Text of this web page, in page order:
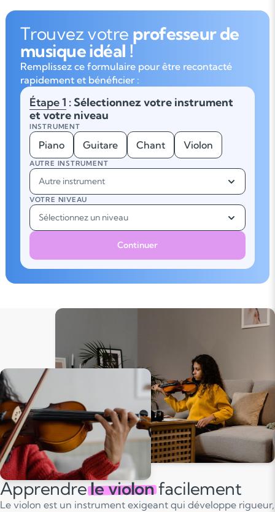
Trouvez votre professeur de
musique idéal !
Remplissez ce formulaire pour être recontacté
rapidement et bénéficier :
Étape 1 : Sélectionnez votre instrument
et votre niveau
INSTRUMENT
Piano Guitare Chant Violon
AUTRE INSTRUMENT
Autre instrument
VOTRE NIVEAU
Sélectionnez un niveau
Continuer
Apprendrele violonfacilement
Le violon est un instrument exigeant qui développe rigueur,